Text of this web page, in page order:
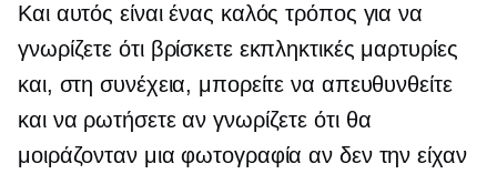
Και αυτός είναι ένας καλός τρόπος για να
γνωρίζετε ότι βρίσκετε εκπληκτικές μαρτυρίες
και, στη συνέχεια, μπορείτε να απευθυνθείτε
και να ρωτήσετε αν γνωρίζετε ότι θα
μοιράζονταν μια φωτογραφία αν δεν την είχαν